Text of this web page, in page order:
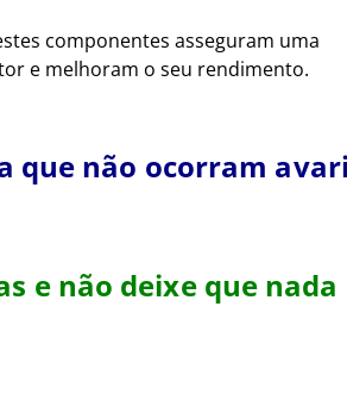
componentes asseguram uma
e melhoram o seu rendimento.
que não ocorram
e não deixe que nada